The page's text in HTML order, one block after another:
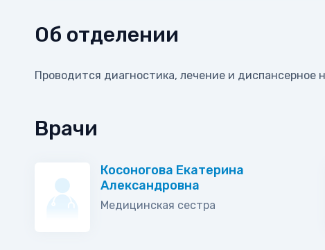
Об отделении
Проводится диагностика, лечение и
Врачи
Косоногова Екатерина
Александровна
Медицинская сестра